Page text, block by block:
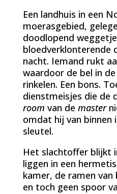
Een landhuis in een
moerasgebied,
doodlopend
bloedverklonterende
nacht. Iemand rukt
waardoor de bel in
rinkelen. Een bons.
dienstmeisjes die de
room van de master
omdat hij van
sleutel.
Het slachtoffer blijkt
liggen in een
kamer, de ramen van
en toch geen spoor